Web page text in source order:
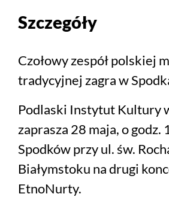
Szczegóły
Czołowy zespół polskiej
tradycyjnej zagra w
Podlaski Instytut Kultury
zaprasza 28 maja, o godz.
Spodków przy ul. św.
Białymstoku na drugi
EtnoNurty.